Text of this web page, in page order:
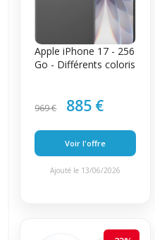
Apple iPhone 17 - 256
Go - Différents coloris
969 € 885 €
Voir l'offre
Ajouté le 13/06/2026